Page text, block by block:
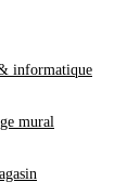
informatique
mural